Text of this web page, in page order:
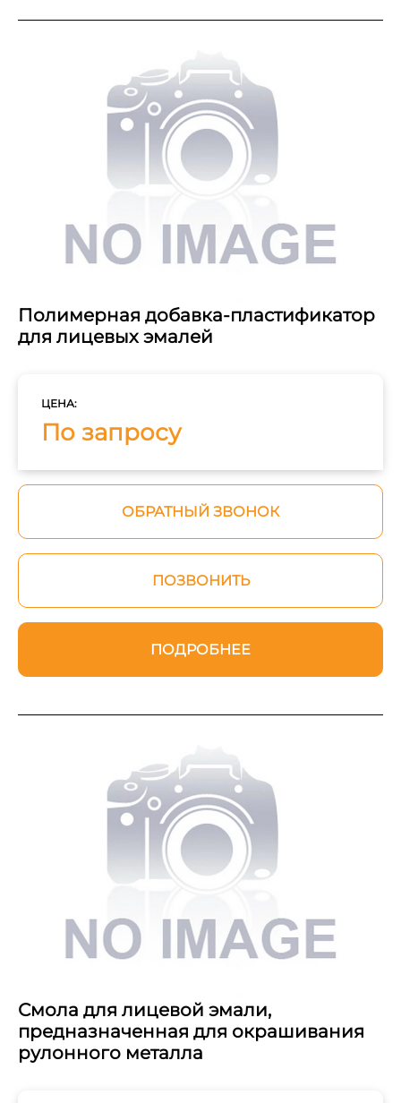
Полимерная добавка-пластификатор
для лицевых эмалей
ЦЕНА:
По запросу
ОБРАТНЫЙ ЗВОНОК
ПОЗВОНИТЬ
ПОДРОБНЕЕ
Смола для лицевой эмали,
предназначенная для окрашивания
рулонного металла